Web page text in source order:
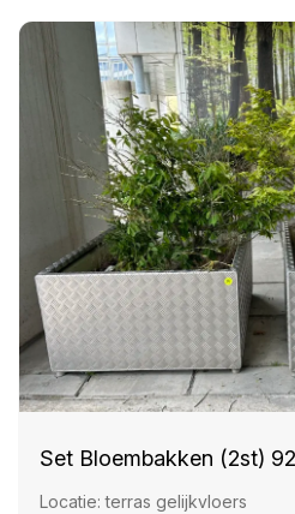
Set Bloembakken (2st)
Locatie: terras gelijkvloers